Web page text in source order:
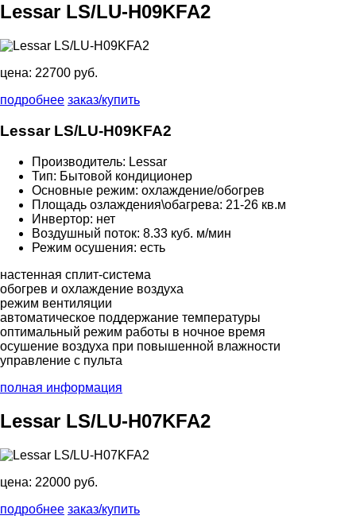
Lessar LS/LU-H09KFA2
цена: 22700 руб.
подробнее заказ/купить
Lessar LS/LU-H09KFA2
Производитель: Lessar
Тип: Бытовой кондиционер
Основные режим: охлаждение/обогрев
Площадь озлаждения\обагрева: 21-26 кв.м
Инвертор: нет
Воздушный поток: 8.33 куб. м/мин
Режим осушения: есть
настенная сплит-система
обогрев и охлаждение воздуха
режим вентиляции
автоматическое поддержание температуры
оптимальный режим работы в ночное время
осушение воздуха при повышенной влажности
управление с пульта
полная информация
Lessar LS/LU-H07KFA2
цена: 22000 руб.
подробнее заказ/купить